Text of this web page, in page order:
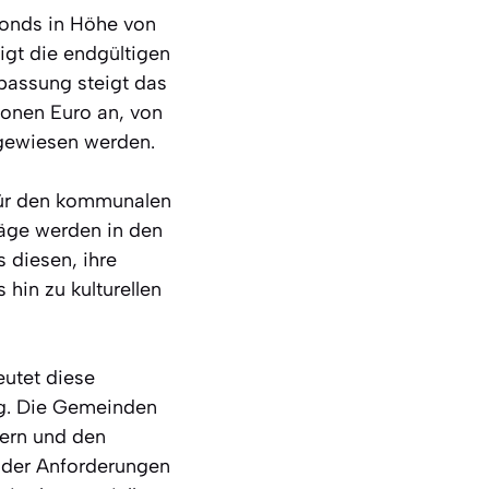
in Höhe von
die endgültigen
steigt das
Euro an, von
werden.
den kommunalen
werden in den
diesen, ihre
hin zu kulturellen
diese
Die Gemeinden
und den
Anforderungen